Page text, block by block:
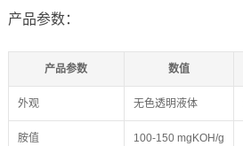
产品参数：
产品参数 数值
外观 无色透明液体
胺值 100-150 mgKOH/g